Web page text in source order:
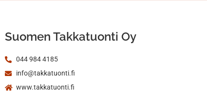
Suomen Takkatuonti Oy
044 984 4185
info@takkatuonti.fi
www.takkatuonti.fi